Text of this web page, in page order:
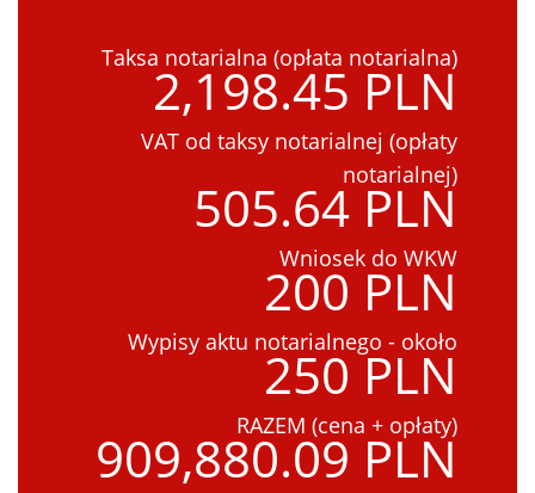
Taksa notarialna (opłata notarialna)
2,198.45 PLN
VAT od taksy notarialnej (opłaty
notarialnej)
505.64 PLN
Wniosek do WKW
200 PLN
Wypisy aktu notarialnego - około
250 PLN
RAZEM (cena + opłaty)
909,880.09 PLN